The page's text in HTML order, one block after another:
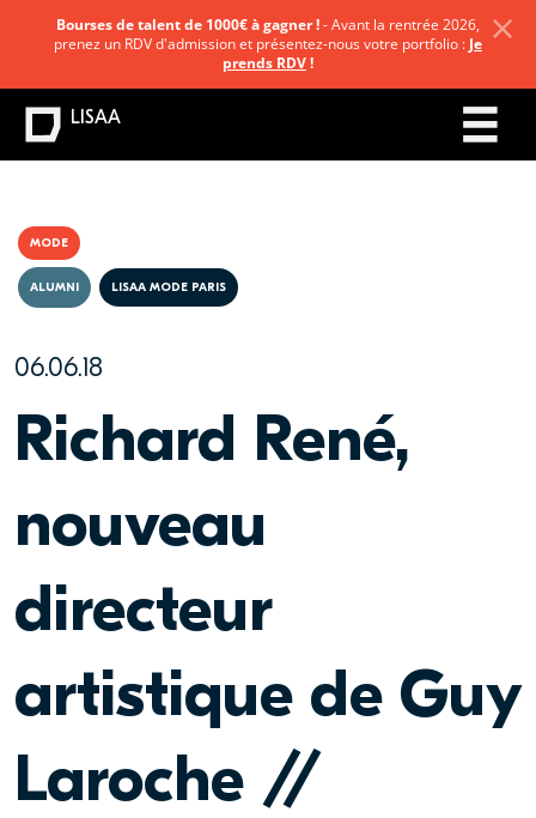
MODE
06.06.18
ALUMNI LISAA MODE PARIS
Richard René,
nouveau
directeur
artistique de Guy
Laroche //
Bourses de talent de 1000€ à gagner !- Avant la rentrée 2026,
prenez un RDV d'admission et présentez-nous votre portfolio : Je
prends RDV!
LISAA